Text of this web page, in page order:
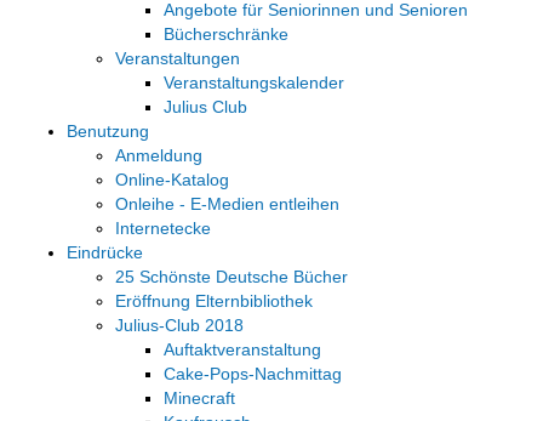
Angebote für Seniorinnen und Senioren
Bücherschränke
Veranstaltungen
Veranstaltungskalender
Julius Club
Benutzung
Anmeldung
Online-Katalog
Onleihe - E-Medien entleihen
Internetecke
Eindrücke
25 Schönste Deutsche Bücher
Eröffnung Elternbibliothek
Julius-Club 2018
Auftaktveranstaltung
Cake-Pops-Nachmittag
Minecraft